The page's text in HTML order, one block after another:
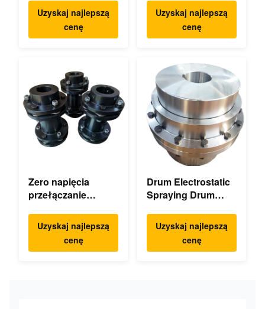
niestandardowe 45
2 °C kompaktowy
odcisk
Uzyskaj najlepszą
cenę
torsyjnie podwójny,
torsyjnie elastyczny
mechanicznie
Uzyskaj najlepszą
cenę
Zero napięcia
przełączanie
diafragmy
podwójny zestaw
dysku wysokiej
Uzyskaj najlepszą
cenę
Drum Electrostatic
Spraying Drum
Wysoka
dokładność
Uzyskaj najlepszą
cenę